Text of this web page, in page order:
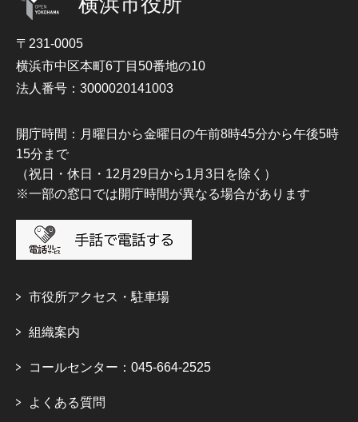
〒231-0005
横浜市中区本町6丁目50番地の10
法人番号：3000020141003
開庁時間：月曜日から金曜日の午前8時45分から午後5時
15分まで
（祝日・休日・12月29日から1月3日を除く）
※一部の窓口では開庁時間が異なる場合があります
市役所アクセス・駐車場
組織案内
コールセンター：045-664-2525
よくある質問